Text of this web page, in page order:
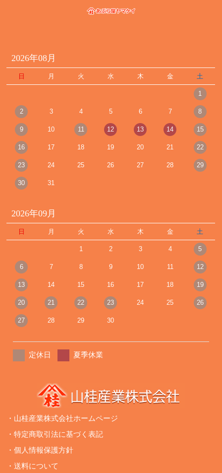
2026年08月
日 月 火 水 木 金 土
1
2 3 4 5 6 7 8
9 10 11 12 13 14 15
16 17 18 19 20 21 22
23 24 25 26 27 28 29
30 31
2026年09月
日 月 火 水 木 金 土
1 2 3 4 5
6 7 8 9 10 11 12
13 14 15 16 17 18 19
20 21 22 23 24 25 26
27 28 29 30
定休日 夏季休業
・山桂産業株式会社ホームページ
・特定商取引法に基づく表記
・個人情報保護方針
・送料について